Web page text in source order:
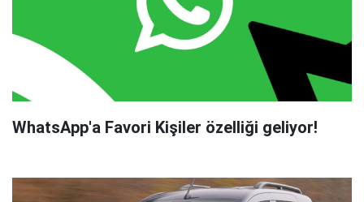
WhatsApp'a Favori Kişiler özelliği geliyor!